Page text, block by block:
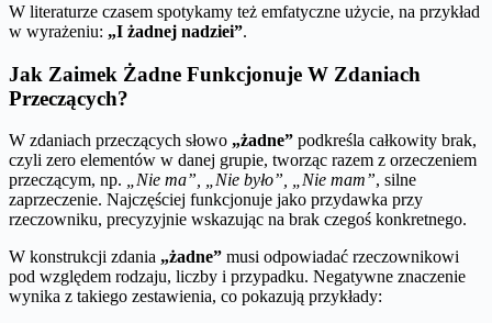
W literaturze czasem spotykamy też emfatyczne użycie, na przykład
w wyrażeniu: „I żadnej nadziei”.
Jak Zaimek Żadne Funkcjonuje W Zdaniach
Przeczących?
W zdaniach przeczących słowo „żadne” podkreśla całkowity brak,
czyli zero elementów w danej grupie, tworząc razem z orzeczeniem
przeczącym, np.
„Nie ma”, „Nie było”, „Nie mam”, silne
zaprzeczenie. Najczęściej funkcjonuje jako przydawka przy
rzeczowniku, precyzyjnie wskazując na brak czegoś konkretnego.
W konstrukcji zdania „żadne” musi odpowiadać rzeczownikowi
pod względem rodzaju, liczby i przypadku. Negatywne znaczenie
wynika z takiego zestawienia, co pokazują przykłady: